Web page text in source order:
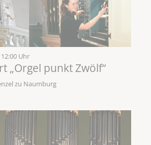
12:00 Uhr
„Orgel punkt Zwölf“
zu Naumburg